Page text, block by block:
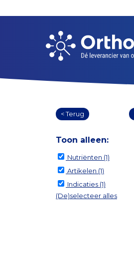
< Terug
Toon alleen:
Nutriënten (1)
Artikelen (1)
Indicaties (1)
(De)selecteer alles